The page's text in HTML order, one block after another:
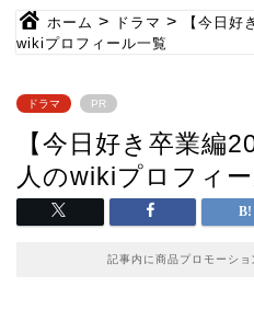
ホーム > ドラマ >
【今日
wikiプロフィール一覧
ドラマ PR
【今日好き卒業編
人のwikiプロフィ
記事内に商品プロモーシ